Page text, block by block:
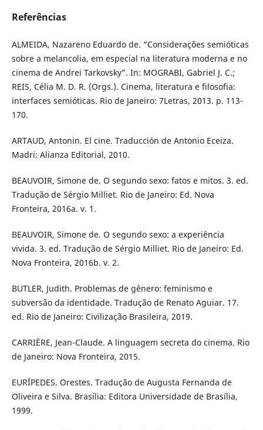
Referências
ALMEIDA, Nazareno Eduardo de. “Considerações semióticas
sobre a melancolia, em especial na literatura moderna e no
cinema de Andrei Tarkovsky”. In: MOGRABI, Gabriel J. C.;
REIS, Célia M. D. R. (Orgs.). Cinema, literatura e filosofia:
interfaces semióticas. Rio de Janeiro: 7Letras, 2013. p. 113-
170.
ARTAUD, Antonin. El cine. Traducción de Antonio Eceiza.
Madri: Alianza Editorial, 2010.
BEAUVOIR, Simone de. O segundo sexo: fatos e mitos. 3. ed.
Tradução de Sérgio Milliet. Rio de Janeiro: Ed. Nova
Fronteira, 2016a. v. 1.
BEAUVOIR, Simone de. O segundo sexo: a experiência
vivida. 3. ed. Tradução de Sérgio Milliet. Rio de Janeiro: Ed.
Nova Fronteira, 2016b. v. 2.
BUTLER, Judith. Problemas de gênero: feminismo e
subversão da identidade. Tradução de Renato Aguiar. 17.
ed. Rio de Janeiro: Civilização Brasileira, 2019.
CARRIÈRE, Jean-Claude. A linguagem secreta do cinema. Rio
de Janeiro: Nova Fronteira, 2015.
EURÍPEDES. Orestes. Tradução de Augusta Fernanda de
Oliveira e Silva. Brasília: Editora Universidade de Brasília,
1999.